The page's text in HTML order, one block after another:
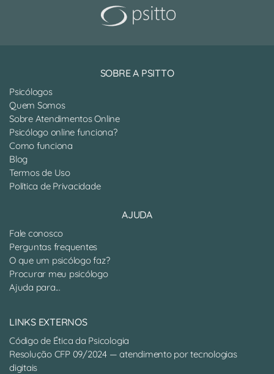
SOBRE A PSITTO
Psicólogos
Quem Somos
Sobre Atendimentos Online
Psicólogo online funciona?
Como funciona
Blog
Termos de Uso
Política de Privacidade
AJUDA
Fale conosco
Perguntas frequentes
O que um psicólogo faz?
Procurar meu psicólogo
Ajuda para...
LINKS EXTERNOS
Código de Ética da Psicologia
Resolução CFP 09/2024 — atendimento por tecnologias
digitais